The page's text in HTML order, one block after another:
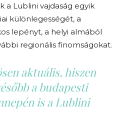
a Lublini vajdaság egyik
különlegességét, a
lepényt, a helyi almából
regionális finomságokat.
aktuális, hiszen
a budapesti
is a Lublini